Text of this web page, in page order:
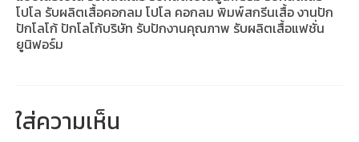
โปโล รับผลิตเสื้อคอกลม โปโล คอกลม พิมพ์สกรีนเสื้อ งานปัก
ปักโลโก้ ปักโลโก้บริษัท รับปักงานคุณภาพ รับผลิตเสื้อแฟชั่น
ยูนิฟอร์ม
ใส่ความเห็น